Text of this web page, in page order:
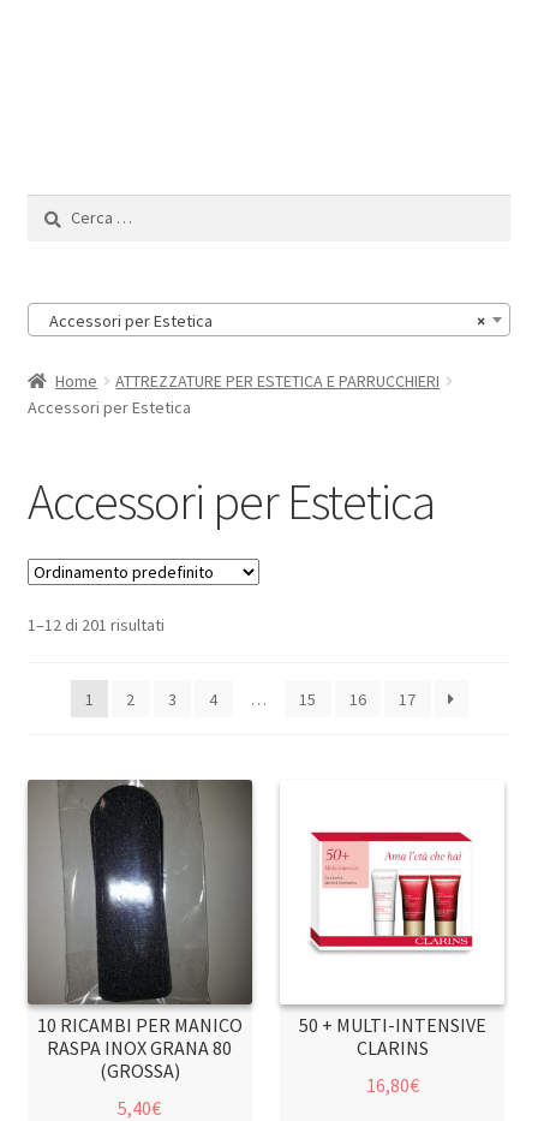
×
Accessori per Estetica
Home
ATTREZZATURE PER ESTETICA E PARRUCCHIERI
Accessori per Estetica
Accessori per Estetica
1–12 di 201 risultati
1 2 3 4 … 15 16 17
10 RICAMBI PER MANICO
RASPA INOX GRANA 80
(GROSSA)
5,40€
50 + MULTI-INTENSIVE
CLARINS
16,80€